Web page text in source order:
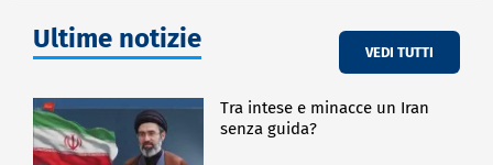
Ultime notizie VEDI TUTTI
Tra intese e minacce un Iran
senza guida?